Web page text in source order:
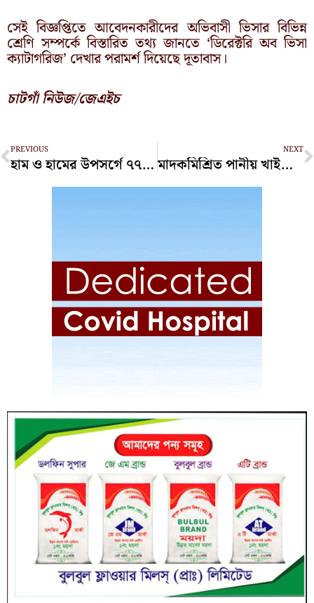
সেই বিজ্ঞপ্তিতে আবেদনকারীদের অভিবাসী ভিসার বিভিন্ন
শ্রেণি সম্পর্কে বিস্তারিত তথ্য জানতে ‘ডিরেক্টরি অব ভিসা
ক্যাটাগরিজ’ দেখার পরামর্শ দিয়েছে দূতাবাস।
চাটগাঁ নিউজ/জেএইচ
Prev
PREVIOUS
হাম ও হামের উপসর্গে ৭৭ দিনে ৫৮৫ শিশুর মৃত্যু
NEXT
মাদকমিশ্রিত পানীয় খাইয়ে কিশোরীকে ধর্ষণের অভিযোগ, যুবক গ্রেপ্তার